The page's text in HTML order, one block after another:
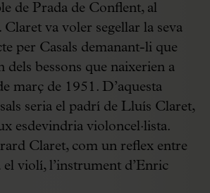
de Prada de Conflent, al
va voler segellar la seva
per Casals demanant-li que
dels bessons que naixerien a
març de 1951. D’aquesta
seria el padrí de Lluís Claret,
esdevindria violoncel·lista.
Claret, com un reflex entre
violí, l’instrument d’Enric